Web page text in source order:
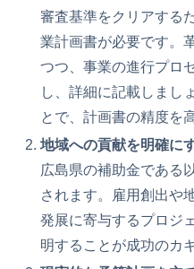
審査基準をクリアする
業計画書が必要です。
つつ、事業の進行プロ
し、詳細に記載しまし
とで、計画書の精度を
地域への貢献を明確に
広島県の補助金である
されます。雇用創出や
発展に寄与するプロジ
明することが成功のカ